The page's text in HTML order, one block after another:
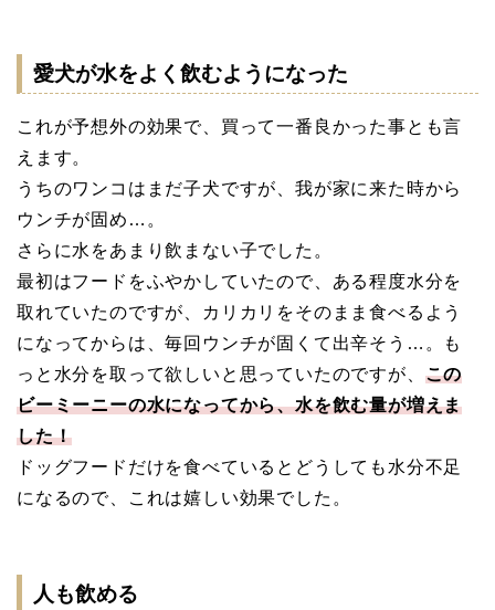
愛犬が水をよく飲むようになった
これが予想外の効果で、買って一番良かった事とも言
えます。
うちのワンコはまだ子犬ですが、我が家に来た時から
ウンチが固め…。
さらに水をあまり飲まない子でした。
最初はフードをふやかしていたので、ある程度水分を
取れていたのですが、カリカリをそのまま食べるよう
になってからは、毎回ウンチが固くて出辛そう…。も
っと水分を取って欲しいと思っていたのですが、 この
ビーミーニーの水になってから、水を飲む量が増えま
した！
ドッグフードだけを食べているとどうしても水分不足
になるので、これは嬉しい効果でした。
人も飲める